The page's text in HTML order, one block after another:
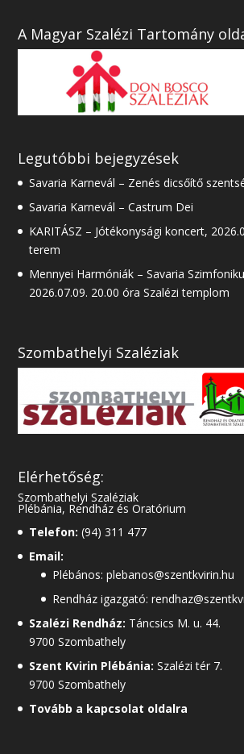
A Magyar Szalézi Tartomány
Legutóbbi bejegyzések
Savaria Karnevál – Zenés dicsőítő
Savaria Karnevál – Castrum Dei
KARITÁSZ – Jótékonysági koncert,
terem
Mennyei Harmóniák – Savaria
2026.07.09. 20.00 óra Szalézi templom
Szombathelyi Szaléziak
Elérhetőség:
Szombathelyi Szaléziak
Plébánia, Rendház és Oratórium
Telefon:(94) 311 477
Email:
Plébános: plebanos@szentkvirin.hu
Rendház igazgató:
Szalézi Rendház: Táncsics M. u. 44.
9700 Szombathely
Szent Kvirin Plébánia: Szalézi tér 7.
9700 Szombathely
Tovább a kapcsolat oldalra